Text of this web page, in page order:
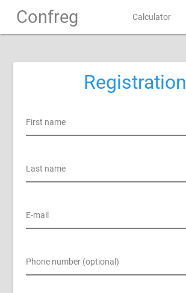
Confreg Calculator
Registration
First name
Last name
E-mail
Phone number (optional)